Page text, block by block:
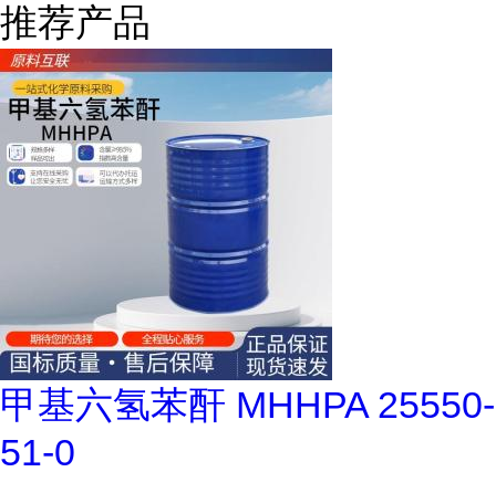
推荐产品
甲基六氢苯酐 MHHPA 25550-
51-0